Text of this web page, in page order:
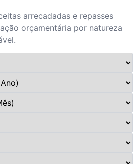
arrecadadas e repasses
orçamentária por natureza